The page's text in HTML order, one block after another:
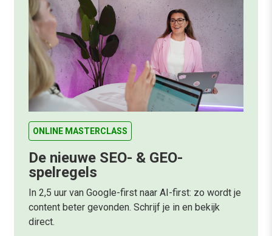
ONLINE MASTERCLASS
De nieuwe SEO- & GEO-
spelregels
In 2,5 uur van Google-first naar AI-first: zo wordt je
content beter gevonden. Schrijf je in en bekijk
direct.